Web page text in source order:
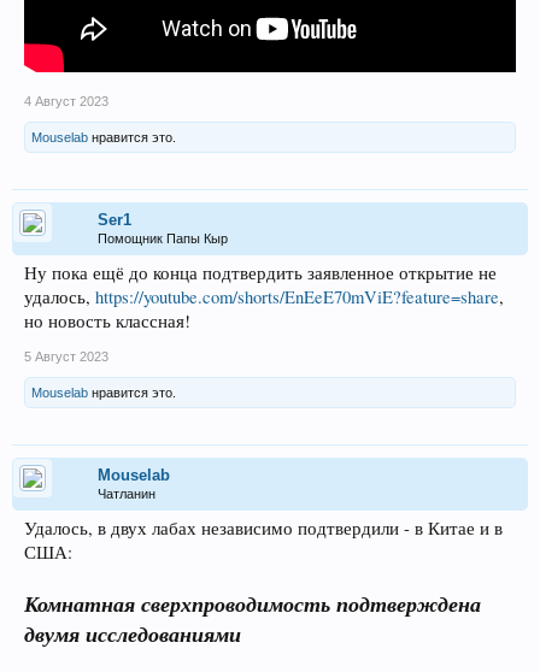
4 Август 2023
Mouselab нравится это.
Ser1
Помощник Папы Кыр
Ну пока ещё до конца подтвердить заявленное открытие не
удалось, https://youtube.com/shorts/EnEeE70mViE?feature=share,
но новость классная!
5 Август 2023
Mouselab нравится это.
Mouselab
Чатланин
Удалось, в двух лабах независимо подтвердили - в Китае и в
США:
Комнатная сверхпроводимость подтверждена
двумя исследованиями